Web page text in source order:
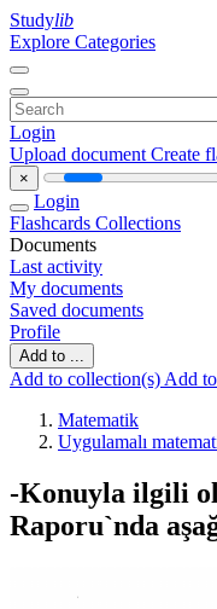
Studylib
Explore Categories
Login
Upload document Create
×
Login
Flashcards Collections
Documents
Last activity
My documents
Saved documents
Profile
Add to ...
Add to collection(s) Add
Matematik
Uygulamalı
-Konuyla ilgili
Raporu`nda